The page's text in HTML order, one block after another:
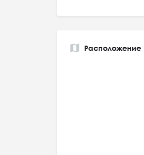
Расположение